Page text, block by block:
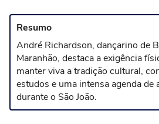
Resumo
André Richardson, dançarino de
Maranhão, destaca a exigência
manter viva a tradição cultural,
estudos e uma intensa agenda de
durante o São João.